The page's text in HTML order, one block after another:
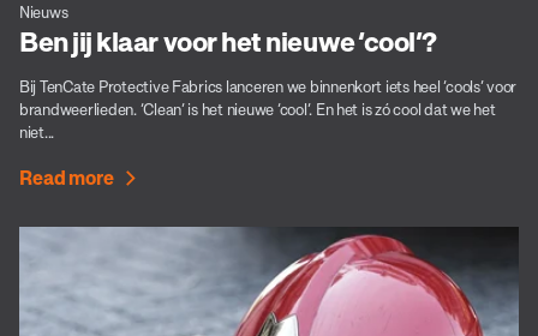
Nieuws
Ben jij klaar voor het nieuwe ‘cool’?
Bij TenCate Protective Fabrics lanceren we binnenkort iets heel ‘cools’ voor
brandweerlieden. ‘Clean’ is het nieuwe ‘cool’. En het is zó cool dat we het
niet...
Read more